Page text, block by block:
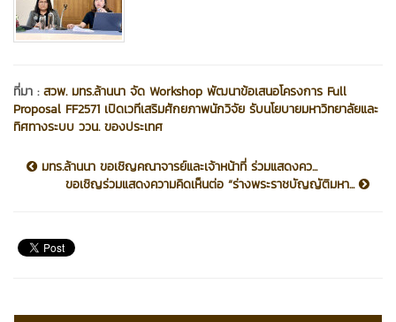
ที่มา :สวพ. มทร.ล้านนา จัด Workshop พัฒนาข้อเสนอโครงการ Full
Proposal FF2571 เปิดเวทีเสริมศักยภาพนักวิจัย รับนโยบายมหาวิทยาลัยและ
ทิศทางระบบ ววน. ของประเทศ
มทร.ล้านนา ขอเชิญคณาจารย์และเจ้าหน้าที่ ร่วมแสดงคว...
ขอเชิญร่วมแสดงความคิดเห็นต่อ “ร่างพระราชบัญญัติมหา...